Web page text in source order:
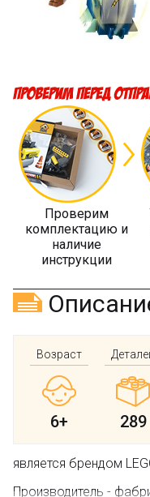
Проверим
комплектацию и
наличие
инструкции
Возраст
6+ 289
является брендом
Производитель -